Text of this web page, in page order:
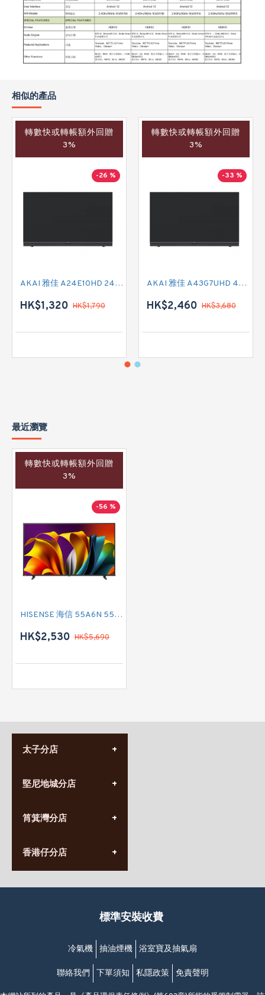
相似的產品
轉數快或轉帳額外回贈
3%
-26 %
AKAI 雅佳 A24E10HD 24吋 HD READY-TV
HK$1,320 HK$1,790
轉數快或轉帳額外回贈
3%
-33 %
AKAI 雅佳 A43G7UHD 43吋 4K SMART TV
HK$2,460 HK$3,680
最近瀏覽
轉數快或轉帳額外回贈
3%
-56 %
HISENSE 海信 55A6N 55吋 4K SMART TV
HK$2,530 HK$5,690
太子分店
營業時間:
九龍太子太子道西141號
堅尼地城分店
營業時間:
香港堅尼地城卑路乍街
(堅尼地城地鐵站B出口)
筲箕灣分店
營業時間:
(10:00am-20:30pm)
香港仔分店
營業時間:
香港香港仔成都道20-28號
(黃竹坑地鐵站轉4M專線小巴)
標準安裝收費
冷氣機 抽油煙機 浴室寶及抽氣扇
聯絡我們 下單須知 私隱政策 免責聲明